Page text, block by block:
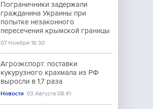
Пограничники задержали
гражданина Украины при
попытке незаконного
пересечения крымской границы
07 Ноября 16:30
Агроэкспорт: поставки
кукурузного крахмала из РФ
выросли в 1,7 раза
Новости 03 Августа 08:41